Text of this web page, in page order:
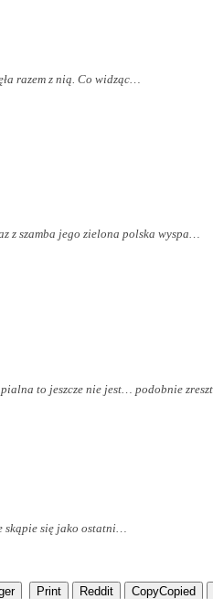
razem z nią. Co widząc…
z szamba jego zielona polska wyspa…
to jeszcze nie jest… podobnie
skąpie się jako ostatni…
Print Reddit CopyCopied